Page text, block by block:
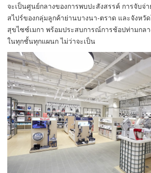
จะเป็นศูนย์กลางของการพบปะสังสรรค์ การจับจ่
สไปร์ของกลุ่มลูกค้าย่านบางนา-ตราด และจังหวั
สุขไซซ์เมกา พร้อมประสบการณ์การช้อปท่ามกลา
ในทุกชั้นทุกแผนก ไม่ว่าจะเป็น